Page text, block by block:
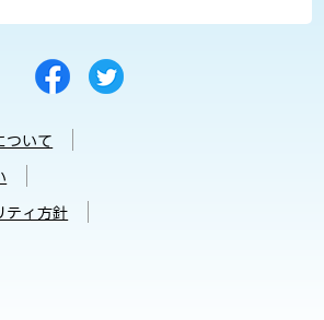
ついて
ティ方針